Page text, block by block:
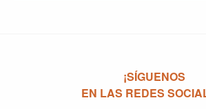
¡SÍGUENOS
EN LAS REDES